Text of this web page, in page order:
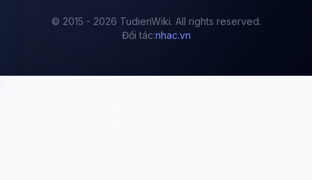
© 2015 - 2026 TudienWiki. All rights reserved.
Đối tác:nhac.vn